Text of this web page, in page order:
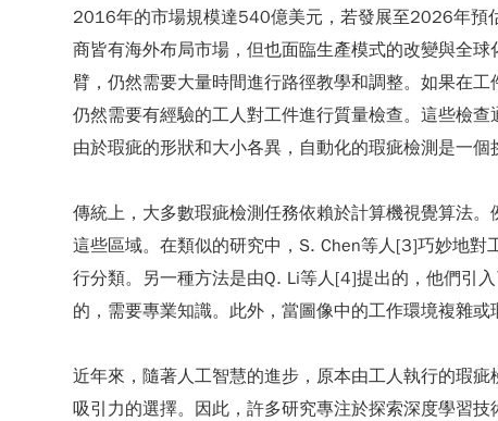
2016年的市場規模達540億美元，若發展至2026年預
商皆有海外布局市場，但也面臨生產模式的改變與全
臂，仍然需要大量時間進行路徑教學和調整。如果在
仍然需要有經驗的工人對工件進行質量檢查。這些檢
由於瑕疵的形狀和大小各異，自動化的瑕疵檢測是一個
傳統上，大多數瑕疵檢測任務依賴於計算機視覺算法
這些區域。在類似的研究中，S. Chen等人[3]巧妙地
行分類。另一種方法是由Q. Li等人[4]提出的，他們引
的，需要專業知識。此外，當圖像中的工作環境複雜
近年來，隨著人工智慧的進步，原本由工人執行的瑕
吸引力的選擇。因此，許多研究專注於探索深度學習